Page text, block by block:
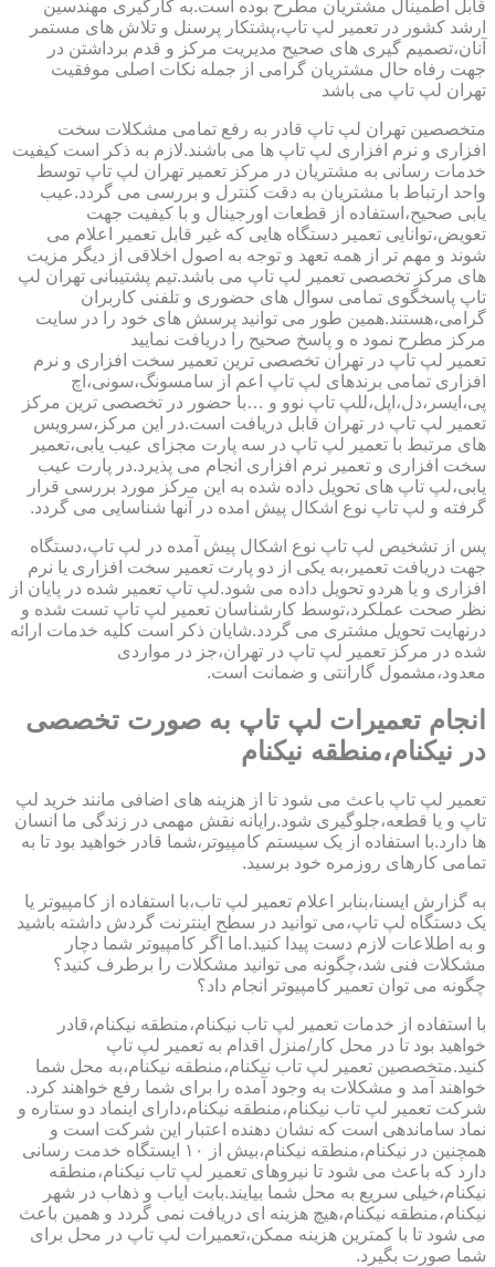
قابل اطمینال مشتریان مطرح بوده است.به کارگیری مهندسین
ارشد کشور در تعمیر لپ تاپ،پشتکار پرسنل و تلاش های مستمر
آنان،تصمیم گیری های صحیح مدیریت مرکز و قدم برداشتن در
جهت رفاه حال مشتریان گرامی از جمله نکات اصلی موفقیت
تهران لپ تاپ می باشد
متخصصین تهران لپ تاپ قادر به رفع تمامی مشکلات سخت
افزاری و نرم افزاری لپ تاپ ها می باشند.لازم به ذکر است کیفیت
خدمات رسانی به مشتریان در مرکز تعمیر تهران لپ تاپ توسط
واحد ارتباط با مشتریان به دقت کنترل و بررسی می گردد.عیب
یابی صحیح،استفاده از قطعات اورجینال و با کیفیت جهت
تعویض،توانایی تعمیر دستگاه هایی که غیر قابل تعمیر اعلام می
شوند و مهم تر از همه تعهد و توجه به اصول اخلاقی از دیگر مزیت
های مرکز تخصصی تعمیر لپ تاپ می باشد.تیم پشتیبانی تهران لپ
تاپ پاسخگوی تمامی سوال های حضوری و تلفنی کاربران
گرامی،هستند.همین طور می توانید پرسش های خود را در سایت
مرکز مطرح نمود ه و پاسخ صحیح را دریافت نمایید
تعمیر لپ تاپ در تهران تخصصی ترین تعمیر سخت افزاری و نرم
افزاری تمامی برندهای لپ تاپ اعم از سامسونگ،سونی،اچ
پی،ایسر،دل،اپل،للپ تاپ نوو و …با حضور در تخصصی ترین مرکز
تعمیر لپ تاپ در تهران قابل دریافت است.در این مرکز،سرویس
های مرتبط با تعمیر لپ تاپ در سه پارت مجزای عیب یابی،تعمیر
سخت افزاری و تعمیر نرم افزاری انجام می پذیرد.در پارت عیب
یابی،لپ تاپ های تحویل داده شده به این مرکز مورد بررسی قرار
گرفته و لپ تاپ نوع اشکال پیش امده در آنها شناسایی می گردد.
پس از تشخیص لپ تاپ نوع اشکال پیش آمده در لپ تاپ،دستگاه
جهت دریافت تعمیر،به یکی از دو پارت تعمیر سخت افزاری یا نرم
افزاری و یا هردو تحویل داده می شود.لپ تاپ تعمیر شده در پایان از
نظر صحت عملکرد،توسط کارشناسان تعمیر لپ تاپ تست شده و
درنهایت تحویل مشتری می گردد.شایان ذکر است کلیه خدمات ارائه
شده در مرکز تعمیر لپ تاپ در تهران،جز در مواردی
معدود،مشمول گارانتی و ضمانت است.
انجام تعمیرات لپ تاپ به صورت تخصصی
در نیکنام،منطقه نیکنام
تعمیر لپ تاپ باعث می شود تا از هزینه های اضافی مانند خرید لپ
تاپ و یا قطعه،جلوگیری شود.رایانه نقش مهمی در زندگی ما انسان
ها دارد.با استفاده از یک سیستم کامپیوتر،شما قادر خواهید بود تا به
تمامی کارهای روزمره خود برسید.
به گزارش ایسنا،بنابر اعلام تعمیر لپ تاب،با استفاده از کامپیوتر یا
یک دستگاه لپ تاپ،می توانید در سطح اینترنت گردش داشته باشید
و به اطلاعات لازم دست پیدا کنید.اما اگر کامپیوتر شما دچار
مشکلات فنی شد،چگونه می توانید مشکلات را برطرف کنید؟
چگونه می توان تعمیر کامپیوتر انجام داد؟
با استفاده از خدمات تعمیر لپ تاب نیکنام،منطقه نیکنام،قادر
خواهید بود تا در محل کار/منزل اقدام به تعمیر لپ تاپ
کنید.متخصصین تعمیر لپ تاب نیکنام،منطقه نیکنام،به محل شما
خواهند آمد و مشکلات به وجود آمده را برای شما رفع خواهند کرد.
شرکت تعمیر لپ تاب نیکنام،منطقه نیکنام،دارای اینماد دو ستاره و
نماد ساماندهی است که نشان دهنده اعتبار این شرکت است و
همچنین در نیکنام،منطقه نیکنام،بیش از ۱۰ ایستگاه خدمت رسانی
دارد که باعث می شود تا نیروهای تعمیر لپ تاب نیکنام،منطقه
نیکنام،خیلی سریع به محل شما بیایند.بابت ایاب و ذهاب در شهر
نیکنام،منطقه نیکنام،هیچ هزینه ای دریافت نمی گردد و همین باعث
می شود تا با کمترین هزینه ممکن،تعمیرات لپ تاپ در محل برای
شما صورت بگیرد.